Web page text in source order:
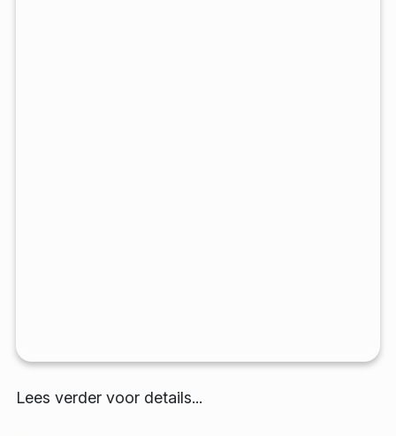
Lees verder voor details...